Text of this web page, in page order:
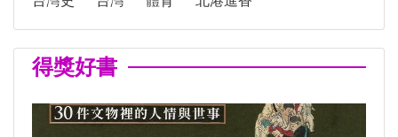
得獎好書